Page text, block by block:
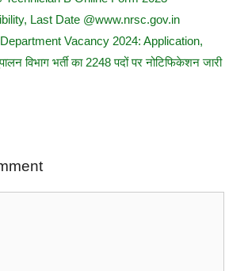
Last Date @www.nrsc.gov.in
Vacancy 2024: Application,
विभाग भर्ती का 2248 पदों पर नोटिफिकेशन जारी